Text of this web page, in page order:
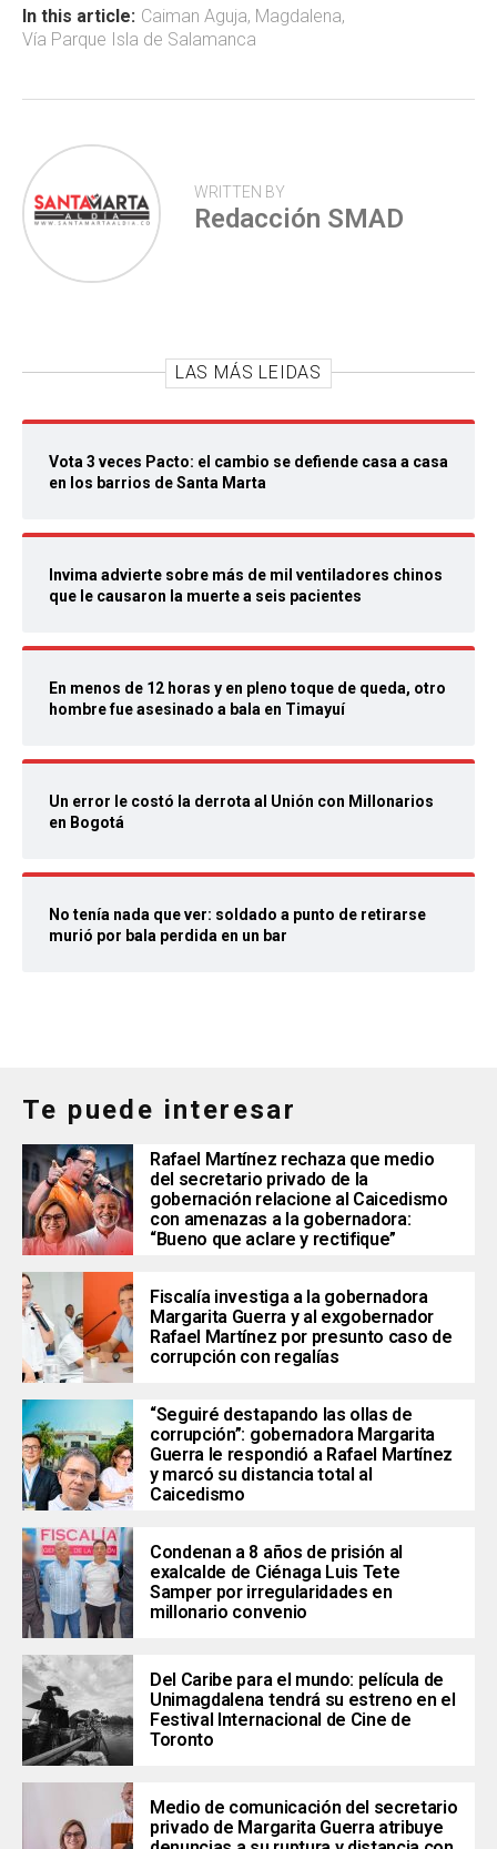
ok p
p
tir
In this article: Caiman Aguja, Magdalena,
Vía Parque Isla de Salamanca
WRITTEN BY
Redacción SMAD
LAS MÁS LEIDAS
Vota 3 veces Pacto: el cambio se defiende casa a casa
en los barrios de Santa Marta
Invima advierte sobre más de mil ventiladores chinos
que le causaron la muerte a seis pacientes
En menos de 12 horas y en pleno toque de queda, otro
hombre fue asesinado a bala en Timayuí
Un error le costó la derrota al Unión con Millonarios
en Bogotá
No tenía nada que ver: soldado a punto de retirarse
murió por bala perdida en un bar
Te puede interesar
Rafael Martínez rechaza que medio
del secretario privado de la
gobernación relacione al Caicedismo
con amenazas a la gobernadora:
“Bueno que aclare y rectifique”
Fiscalía investiga a la gobernadora
Margarita Guerra y al exgobernador
Rafael Martínez por presunto caso de
corrupción con regalías
“Seguiré destapando las ollas de
corrupción”: gobernadora Margarita
Guerra le respondió a Rafael Martínez
y marcó su distancia total al
Caicedismo
Condenan a 8 años de prisión al
exalcalde de Ciénaga Luis Tete
Samper por irregularidades en
millonario convenio
Del Caribe para el mundo: película de
Unimagdalena tendrá su estreno en el
Festival Internacional de Cine de
Toronto
Medio de comunicación del secretario
privado de Margarita Guerra atribuye